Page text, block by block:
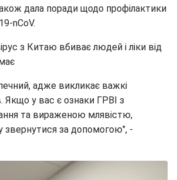
дала поради щодо профілактики
nCoV.
з Китаю вбиває людей і ліки від
адже викликає важкі
Якщо у вас є ознаки ГРВІ з
та вираженою млявістю,
звернутися за допомогою", -